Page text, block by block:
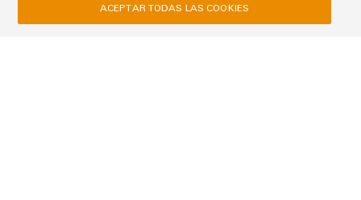
ENVIAR
ACEPTAR TODAS LAS COOKIES